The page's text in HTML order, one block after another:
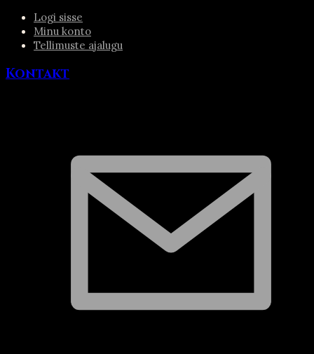
Logi sisse
Minu konto
Tellimuste ajalugu
Kontakt